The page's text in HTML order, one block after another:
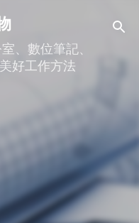
、數位筆記、
好工作方法